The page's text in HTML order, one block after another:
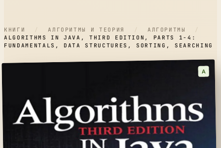
КНИГИ / АЛГОРИТМЫ И ТЕОРИЯ / АЛГОРИТМЫ
/
ALGORITHMS IN JAVA, THIRD EDITION, PARTS 1-4:
FUNDAMENTALS, DATA STRUCTURES, SORTING, SEARCHING
A